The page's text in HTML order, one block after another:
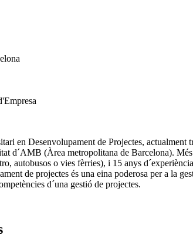
en Desenvolupament de Projectes,
d´AMB (Àrea metropolitana de Barcelona).
autobusos o vies fèrries), i 15 anys
de projectes és una eina poderosa per a la
d´una gestió de projectes.